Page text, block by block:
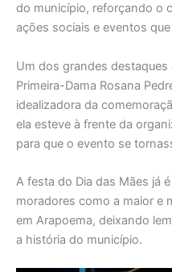
do município, reforçando o
ações sociais e eventos
Um dos grandes
Primeira-Dama Rosana
idealizadora da
ela esteve à frente da
para que o evento se
A festa do Dia das Mães já
moradores como a maior e
em Arapoema, deixando
a história do município.